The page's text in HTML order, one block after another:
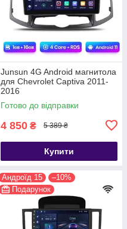
Junsun 4G Android магнитола
для Chevrolet Captiva 2011-
2016
Готово до відправки
4 850 ₴ 5 389 ₴
Купити
Андроїд 15
–10%
Подарунок